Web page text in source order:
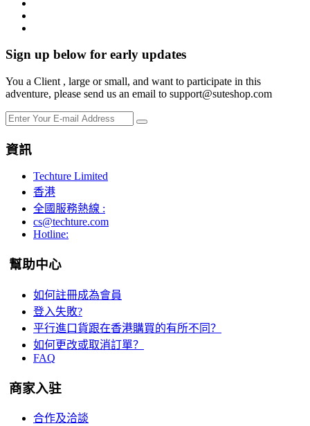
Sign up below for early updates
You a Client , large or small, and want to participate in this
adventure, please send us an email to support@suteshop.com
資訊
Techture Limited
香港
全國服務熱線 :
cs@techture.com
Hotline:
幫助中心
如何註冊成為會員
登入失敗?
平行進口貨跟在香港購買的有所不同？
如何更改或取消訂單？
FAQ
商家入驻
合作及洽談